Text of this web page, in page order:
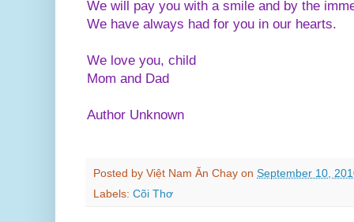
We will pay you with a smile and by the
We have always had for you in our hearts.
We love you, child
Mom and Dad
Author Unknown
Posted by Việt Nam Ăn Chay on September 10,
Labels: Cõi Thơ